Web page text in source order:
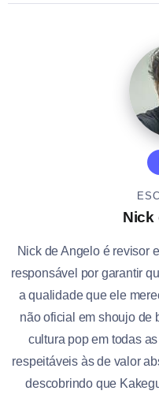
Nick
Nick de Angelo é revisor
responsável por garantir
a qualidade que ele
não oficial em shoujo de
cultura pop em todas
respeitáveis às de valor
descobrindo que